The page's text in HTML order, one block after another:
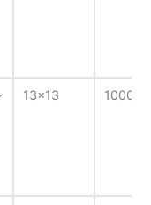
13×13